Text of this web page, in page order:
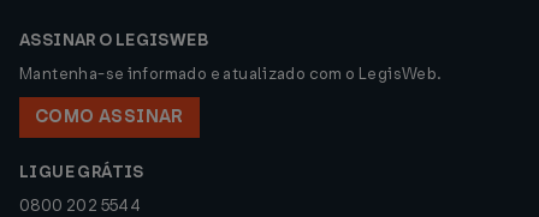
ASSINAR O LEGISWEB
Mantenha-se informado e atualizado com o LegisWeb.
COMO ASSINAR
LIGUE GRÁTIS
0800 202 5544